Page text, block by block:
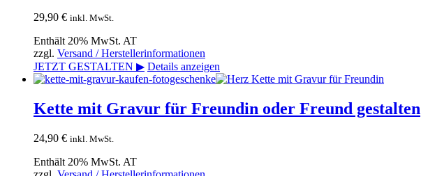
29,90 € inkl. MwSt.
Enthält 20% MwSt. AT
zzgl. Versand / Herstellerinformationen
JETZT GESTALTEN ▶ Details anzeigen
Kette mit Gravur für Freundin oder Freund gestalten
24,90 € inkl. MwSt.
Enthält 20% MwSt. AT